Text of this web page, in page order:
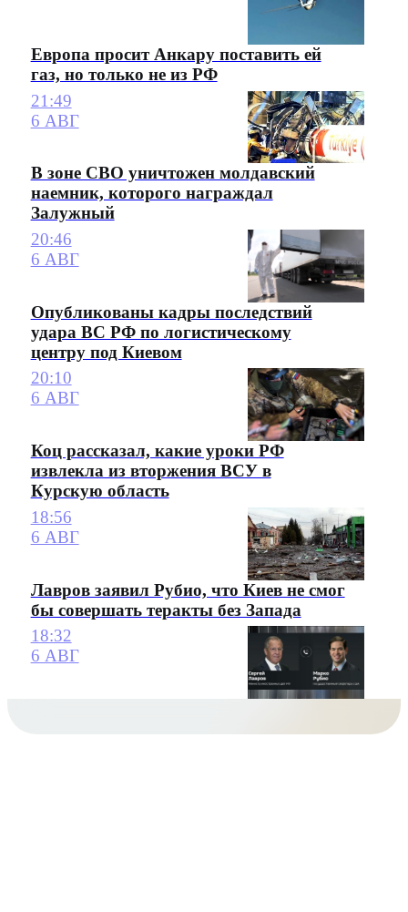
Европа просит Анкару поставить ей
газ, но только не из РФ
21:49
6 АВГ
В зоне СВО уничтожен молдавский
наемник, которого награждал
Залужный
20:46
6 АВГ
Опубликованы кадры последствий
удара ВС РФ по логистическому
центру под Киевом
20:10
6 АВГ
Коц рассказал, какие уроки РФ
извлекла из вторжения ВСУ в
Курскую область
18:56
6 АВГ
Лавров заявил Рубио, что Киев не смог
бы совершать теракты без Запада
18:32
6 АВГ